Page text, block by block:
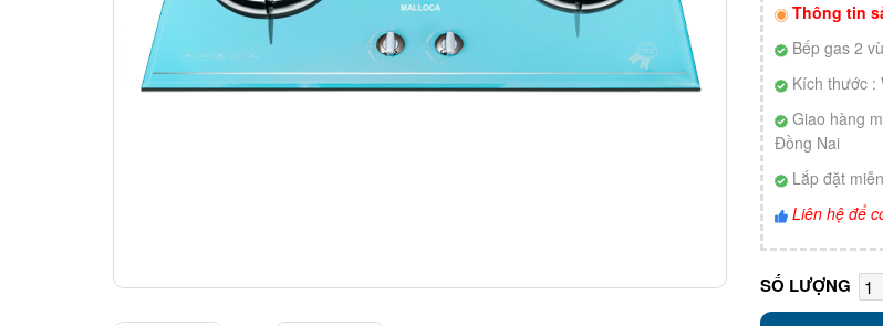
Thông tin
Bếp gas 2
Kích thước :
Giao hàng
Đồng Nai
Lắp đặt
Liên hệ để
SỐ LƯỢNG